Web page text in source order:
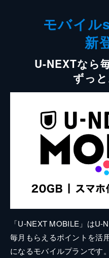
モバイル
新
U-NEXTなら
ずっ
「U-NEXT MOBILE」はU-
毎月もらえるポイントを活
になるモバイルプランです